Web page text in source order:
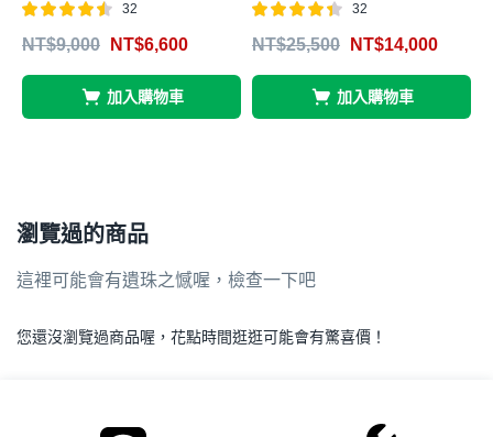
4.47
32
NT$9,000 NT$6,600
加入購物車
4.34
32
NT$25,500 NT$14,000
加入購物車
瀏覽過的商品
這裡可能會有遺珠之憾喔，檢查一下吧
您還沒瀏覽過商品喔，花點時間逛逛可能會有驚喜價！